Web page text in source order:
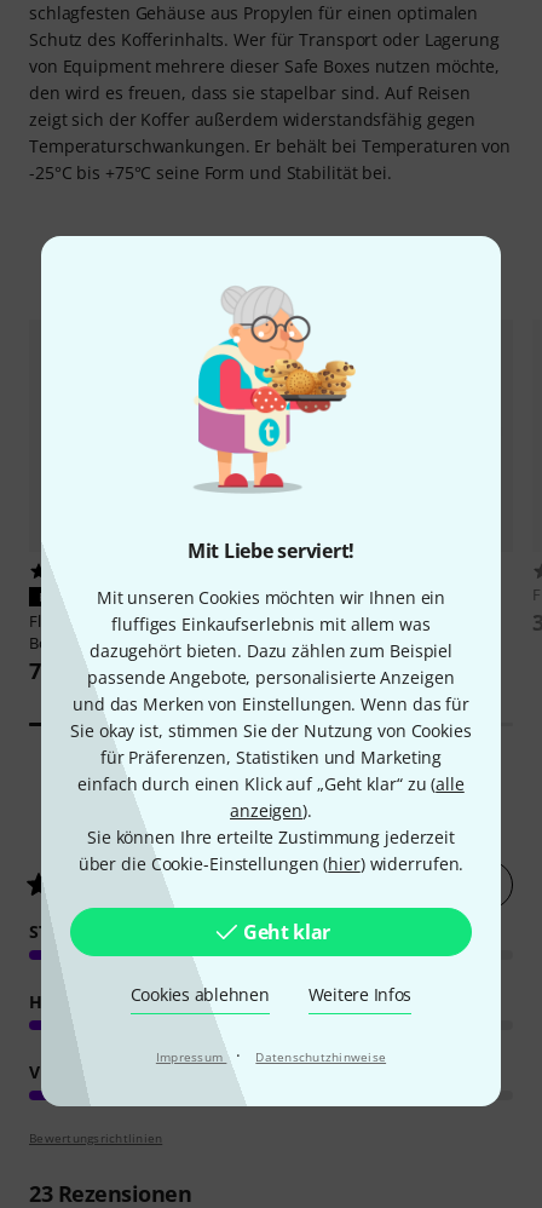
Mit Liebe serviert!
Mit unseren Cookies möchten wir Ihnen ein
fluffiges Einkaufserlebnis mit allem was
dazugehört bieten. Dazu zählen zum Beispiel
passende Angebote, personalisierte Anzeigen
und das Merken von Einstellungen. Wenn das für
Sie okay ist, stimmen Sie der Nutzung von Cookies
für Präferenzen, Statistiken und Marketing
einfach durch einen Klick auf „Geht klar“ zu (alle
anzeigen).
Sie können Ihre erteilte Zustimmung jederzeit
über die Cookie-Einstellungen (hier) widerrufen.
Geht klar
Cookies ablehnen Weitere Infos
Impressum · Datenschutzhinweise
schlagfesten Gehäuse aus Propylen für einen optimalen
Schutz des Kofferinhalts. Wer für Transport oder Lagerung
von Equipment mehrere dieser Safe Boxes nutzen möchte,
den wird es freuen, dass sie stapelbar sind. Auf Reisen
zeigt sich der Koffer außerdem widerstandsfähig gegen
Temperaturschwankungen. Er behält bei Temperaturen von
-25°C bis +75°C seine Form und Stabilität bei.
PASST GARANTIERT
Flyht Pro
Foam Inlay WP Safe
Box 9
7,70 €
Flyht ProWP Safe Box 6 IP65
16,90 €
42 Kundenbewertungen
STABILITÄT
HANDLING
VERARBEITUNG
Bewertungsrichtlinien
23Rezensionen